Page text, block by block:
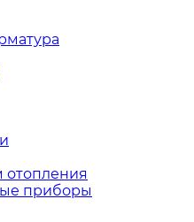
отопления
приборы